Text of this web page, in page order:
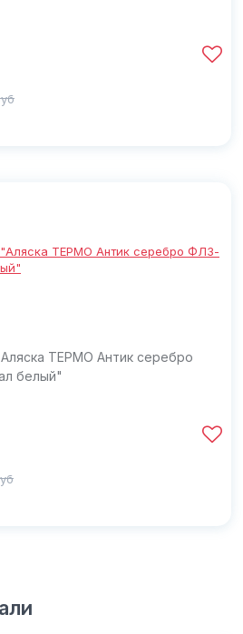
ТЕРМО Антик серебро
белый"